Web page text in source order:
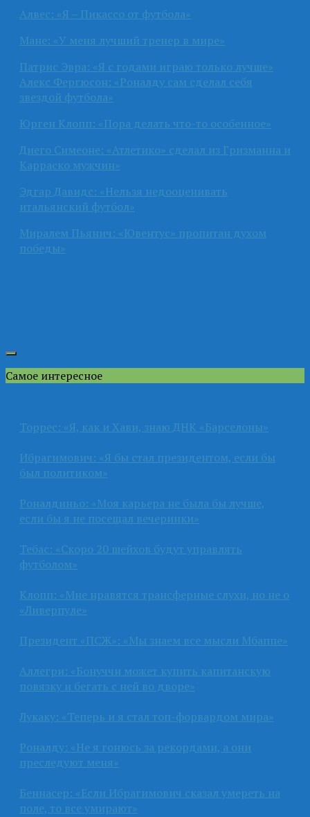
Алвес: «Я – Пикассо от футбола»
Мане: «У меня лучший тренер в мире»
Патрис Эвра: «Я с годами играю только лучше»
Алекс Фергюсон: «Роналду сам сделал себя
звездой футбола»
Юрген Клопп: «Пора делать что-то особенное»
Диего Симеоне: «Атлетико» сделал из Гризманна и
Карраско мужчин»
Эдгар Давидс: «Нельзя недооценивать
итальянский футбол»
Миралем Пьянич: «Ювентус» пропитан духом
победы»
Самое интересное
Торрес: «Я, как и Хави, знаю ДНК «Барселоны»
Ибрагимович: «Я бы стал президентом, если бы
был политиком»
Роналдиньо: «Моя карьера не была бы лучше,
если бы я не посещал вечеринки»
Тебас: «Скоро 20 шейхов будут управлять
футболом»
Клопп: «Мне нравятся трансферные слухи, но не о
«Ливерпуле»
Президент «ПСЖ»: «Мы знаем все мысли Мбаппе»
Аллегри: «Бонуччи может купить капитанскую
повязку и бегать с ней во дворе»
Лукаку: «Теперь и я стал топ-форвардом мира»
Роналду: «Не я гонюсь за рекордами, а они
преследуют меня»
Беннасер: «Если Ибрагимович сказал умереть на
поле, то все умирают»